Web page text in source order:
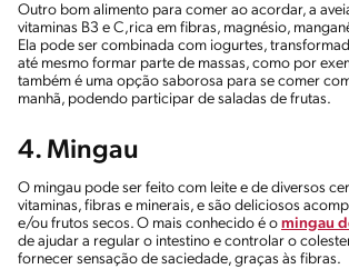
Outro bom alimento para comer ao acordar, a
vitaminas B3 e C,rica em fibras, magnésio,
Ela pode ser combinada com iogurtes,
até mesmo formar parte de massas, como por
também é uma opção saborosa para se comer
manhã, podendo participar de saladas de frutas.
4. Mingau
O mingau pode ser feito com leite e de diversos
vitaminas, fibras e minerais, e são deliciosos
e/ou frutos secos. O mais conhecido é o mingau
de ajudar a regular o intestino e controlar o
fornecer sensação de saciedade, graças às fibras.